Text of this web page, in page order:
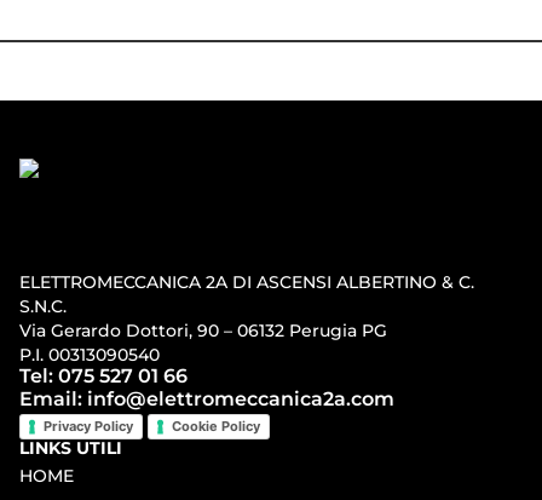
ELETTROMECCANICA 2A DI ASCENSI ALBERTINO & C.
S.N.C.
Via Gerardo Dottori, 90 – 06132 Perugia PG
P.I. 00313090540
Tel: 075 527 01 66
Email: info@elettromeccanica2a.com
Privacy Policy Cookie Policy
LINKS UTILI
HOME